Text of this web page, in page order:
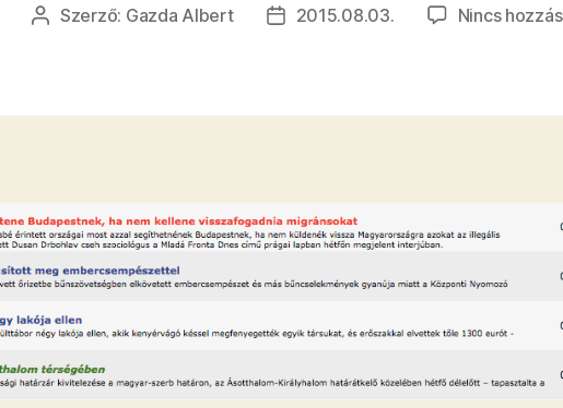
Bejegyzés
Szerző: Gazda Albert
Bejegyzés
2015.08.03. Nincs